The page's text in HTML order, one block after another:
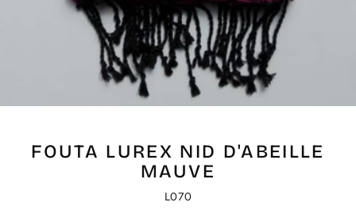
FOUTA LUREX NID D'ABEILLE
MAUVE
L070